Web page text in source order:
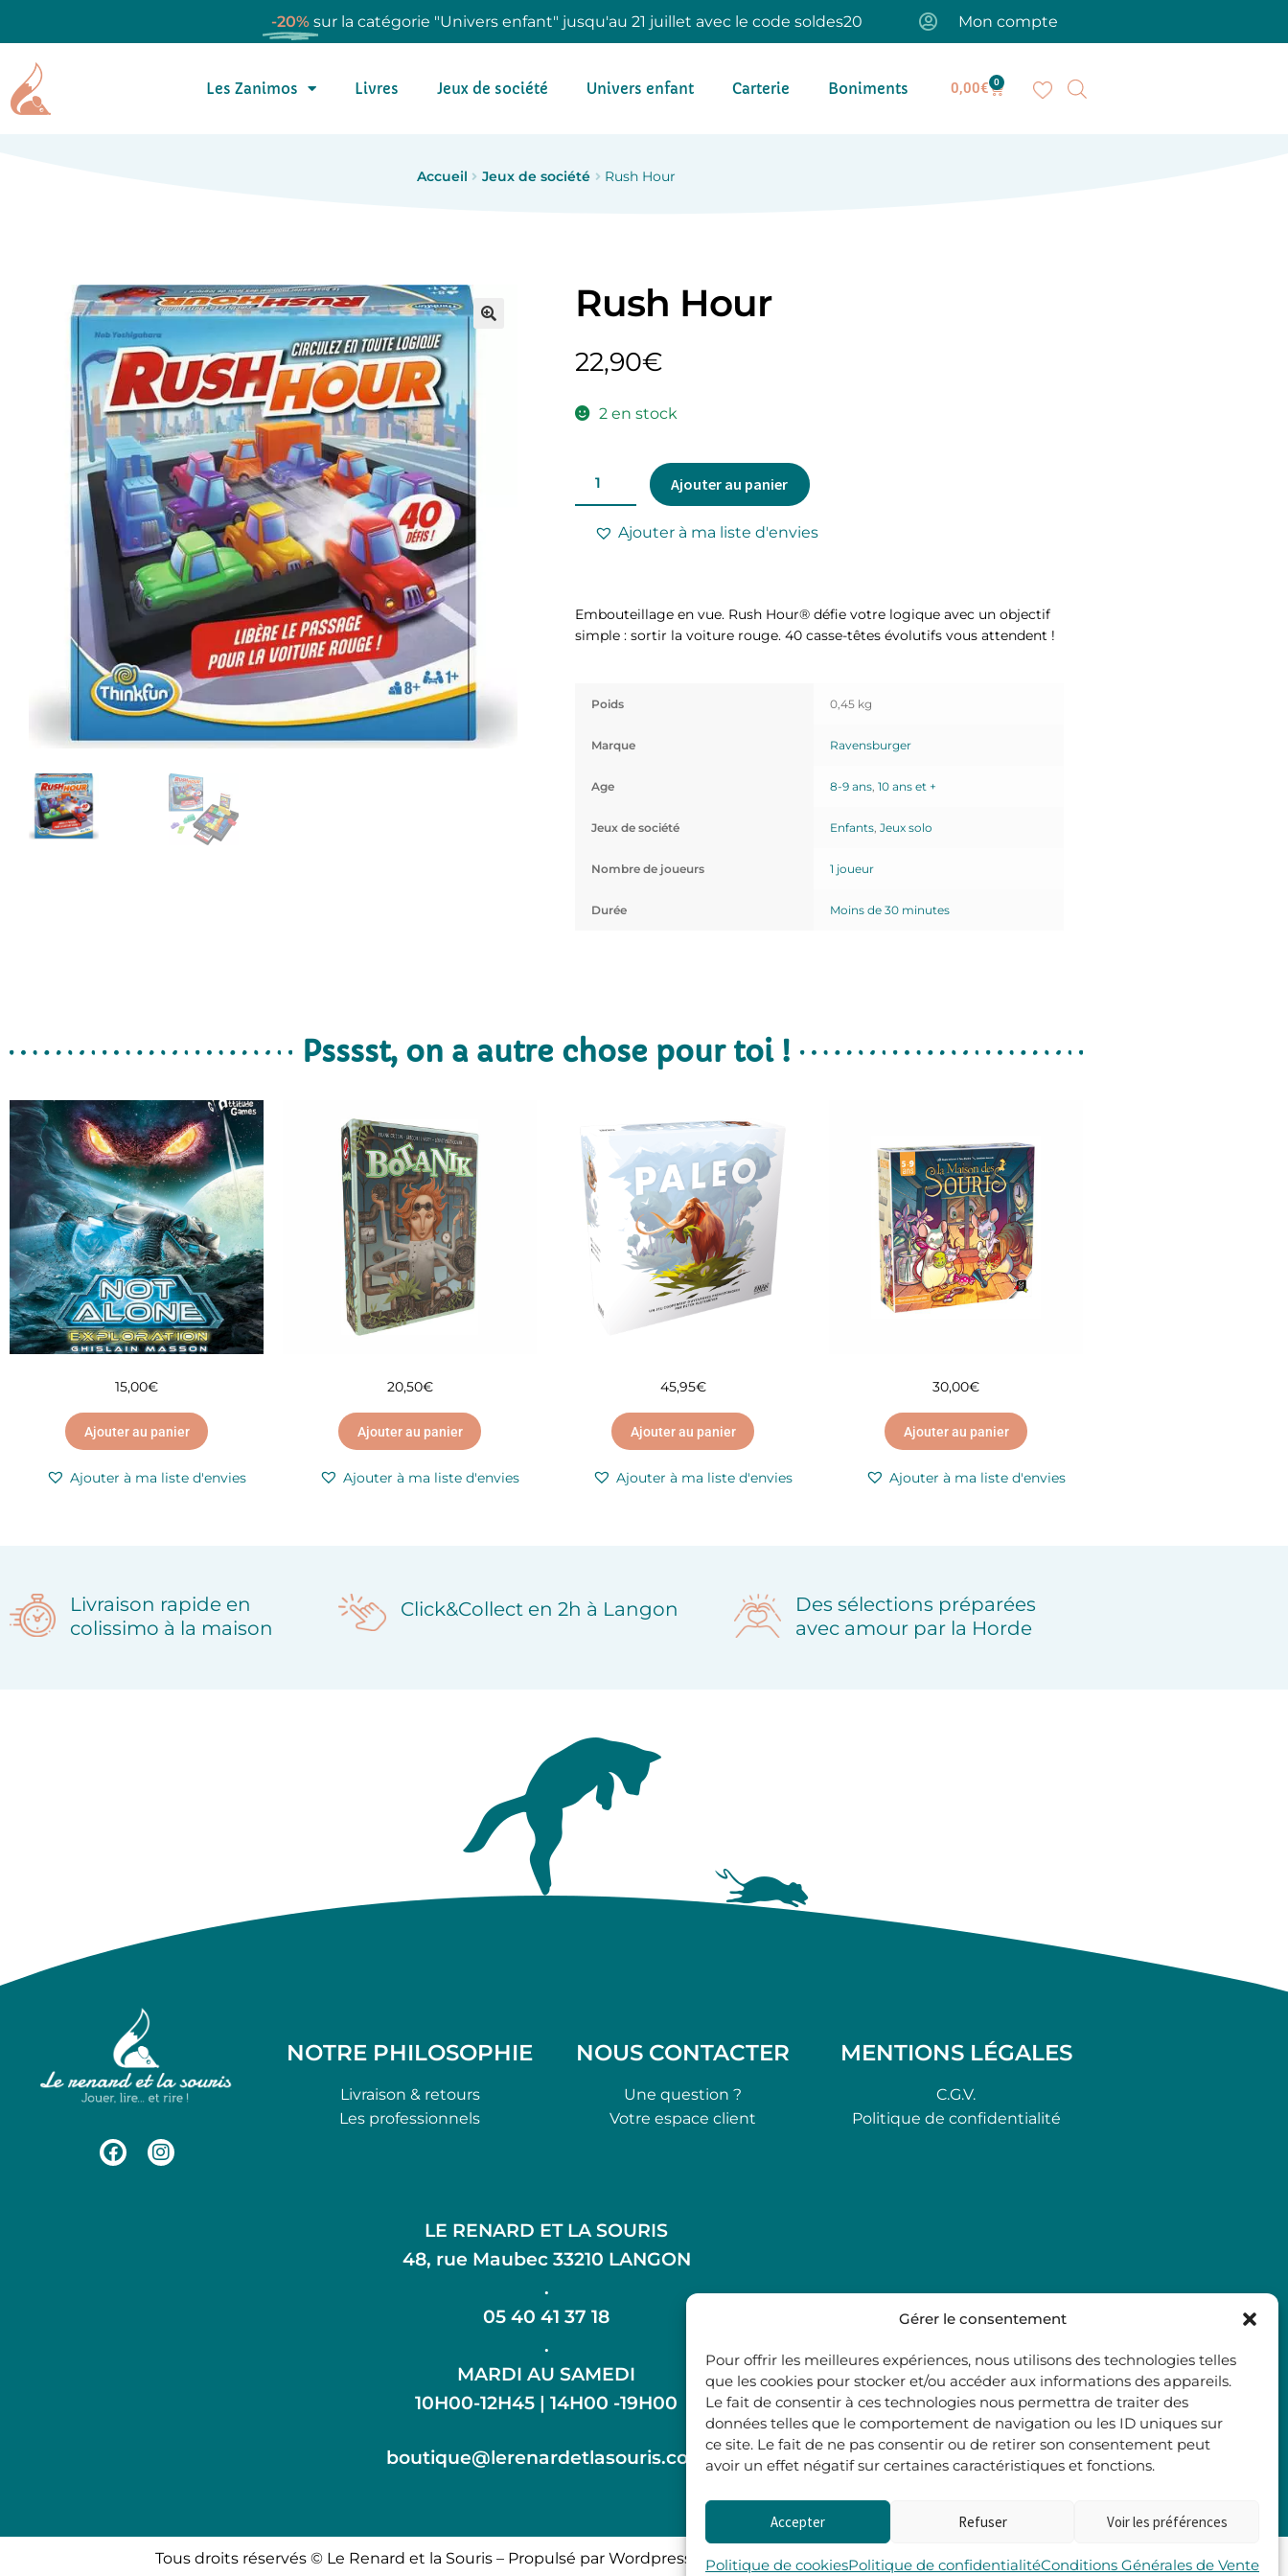
Gérer le consentement
Pour offrir les meilleures expériences, nous utilisons des technologies telles
que les cookies pour stocker et/ou accéder aux informations des appareils.
Le fait de consentir à ces technologies nous permettra de traiter des
données telles que le comportement de navigation ou les ID uniques sur
ce site. Le fait de ne pas consentir ou de retirer son consentement peut
avoir un effet négatif sur certaines caractéristiques et fonctions.
Accepter Refuser Voir les préférences
Politique de cookiesPolitique de confidentialitéConditions Générales de Vente
-20% sur la catégorie "Univers enfant" jusqu'au 21 juillet avec le code soldes20 Mon compte
Les Zanimos Livres Jeux de société Univers enfant Carterie Boniments 0,00€ 0
Accueil Jeux de société Rush Hour
Rush Hour
22,90€
2 en stock
Ajouter au panier
Ajouter à ma liste d'envies
Embouteillage en vue. Rush Hour® défie votre logique avec un objectif
simple : sortir la voiture rouge. 40 casse-têtes évolutifs vous attendent !
Poids 0,45 kg
Marque Ravensburger
Age 8-9 ans, 10 ans et +
Jeux de société Enfants, Jeux solo
Nombre de joueurs 1 joueur
Durée Moins de 30 minutes
Psssst, on a autre chose pour toi !
15,00€
Ajouter au panier
Ajouter à ma liste d'envies
20,50€
Ajouter au panier
Ajouter à ma liste d'envies
45,95€
Ajouter au panier
Ajouter à ma liste d'envies
30,00€
Ajouter au panier
Ajouter à ma liste d'envies
Livraison rapide en
colissimo à la maison
Click&Collect en 2h à Langon
Des sélections préparées
avec amour par la Horde
NOTRE PHILOSOPHIE
Livraison & retours
Les professionnels
NOUS CONTACTER
Une question ?
Votre espace client
MENTIONS LÉGALES
C.G.V.
Politique de confidentialité
LE RENARD ET LA SOURIS
48, rue Maubec 33210 LANGON
.
05 40 41 37 18
.
MARDI AU SAMEDI
10H00-12H45 | 14H00 -19H00
boutique@lerenardetlasouris.com
Tous droits réservés © Le Renard et la Souris – Propulsé par Wordpress & Piloté par l’agence Les 2 Rives